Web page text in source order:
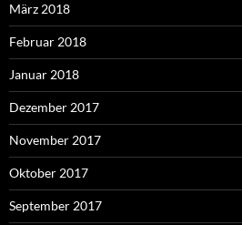
März 2018
Februar 2018
Januar 2018
Dezember 2017
November 2017
Oktober 2017
September 2017